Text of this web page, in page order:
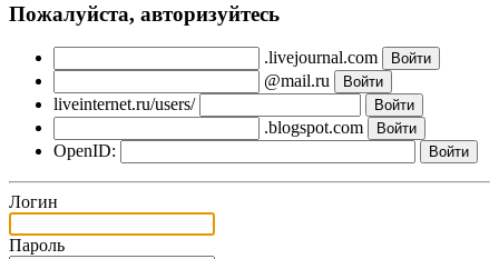
Пожалуйста, авторизуйтесь
.livejournal.com
@mail.ru
liveinternet.ru/users/
.blogspot.com
OpenID:
Логин
Пароль